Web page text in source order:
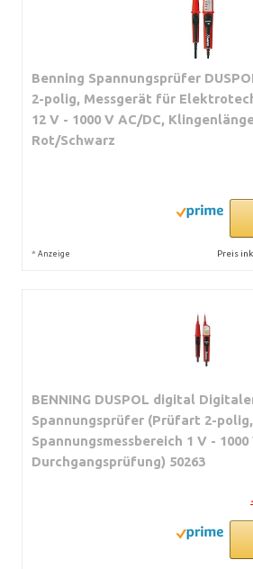
Benning Spannungsprüfer
2-polig, Messgerät für
12 V - 1000 V AC/DC,
Rot/Schwarz
* Anzeige Preis
BENNING DUSPOL digital
Spannungsprüfer (Prüfart 2-polig,
Spannungsmessbereich 1 V - 1000
Durchgangsprüfung) 50263